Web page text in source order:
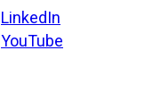
LinkedIn
YouTube